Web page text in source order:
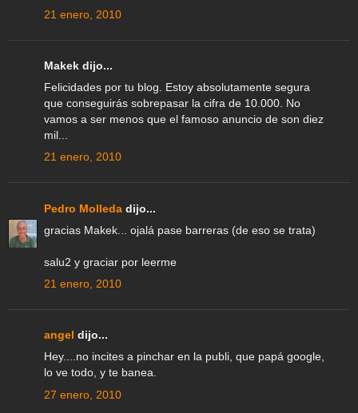
21 enero, 2010
Makek dijo...
Felicidades por tu blog. Estoy absolutamente segura
que conseguirás sobrepasar la cifra de 10.000. No
vamos a ser menos que el famoso anuncio de son diez
mil...
21 enero, 2010
Pedro Molleda dijo...
gracias Makek... ojalá pase barreras (de eso se trata)
salu2 y graciar por leerme
21 enero, 2010
angel dijo...
Hey....no incites a pinchar en la publi, que papá google,
lo ve todo, y te banea.
27 enero, 2010